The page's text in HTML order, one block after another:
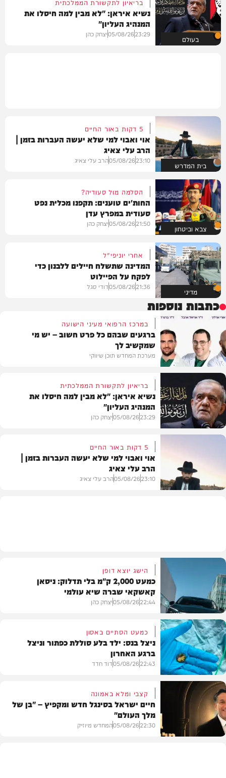
בעולם
בריאיון לתקשורת הממלכתית
נשיא איראן: "לא מבין למה חיסלו את
המנהיג העליון"
23:29
05/08/26יצחק כהן
בית המדרש
5 דקות באור החיים
אוי ואבוי למי שלא יעשה העברות בזמן |
הרב עלי צאיג
23:10
05/08/26הרב עלי צאיג
צבא וביטחון
הסלמה מול סעודיה?
החות'ים טוענים: תקפנו מכלית נפט
סעודית במפרץ עדן
21:50
05/08/26יצחק כהן
מדיני
אחרי יוניפי"ל
המדינה שתשלח חיילים ללבנון כדי
לפקח על הפיילוט
21:36
05/08/26דודי סגל
כתבות נוספות
תוכן שיווקי
במרכז הרפואי מעיני הישועה
ברגעים שבהם כל פרט חשוב – יש מי
שמקשיב לך
מערכת המחדש תוכן שיווקי
בעולם
בריאיון לתקשורת הממלכתית
נשיא איראן: "לא מבין למה חיסלו את
המנהיג העליון"
23:29
05/08/26יצחק כהן
5 דקות באור החיים
אוי ואבוי למי שלא יעשה העברות בזמן |
הרב עלי צאיג
23:10
05/08/26הרב עלי צאיג
חדשות הרכב
הישג יוצא דופן
כמעט 2,000 ק"מ בלי תדלוק: ניסאן
קאשקאי שברה שיא עולמי
22:44
05/08/26יצחק כהן
בריאות
כמעט הסתיים באסון
ניצל בנס: ילד בלע סוללת כפתור וניצל
ברגע האחרון
22:43
05/08/26דוד חדד
קצבי ומלא באמונה
חיים ישראל בסינגל חדש ומקפיץ – "בן של
מלך העולם"
22:30
05/08/26המחדש מיוזיק